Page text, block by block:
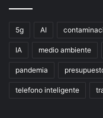
5g AI
IA medio ambiente
pandemia
telefono inteligente